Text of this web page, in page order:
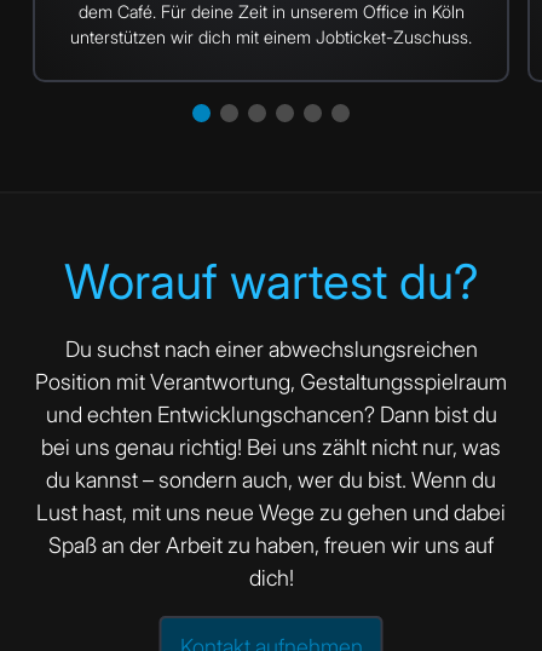
dem Café. Für deine Zeit in unserem Office in Köln
unterstützen wir dich mit einem Jobticket-Zuschuss.
Worauf wartest du?
Du suchst nach einer abwechslungsreichen
Position mit Verantwortung, Gestaltungsspielraum
und echten Entwicklungschancen? Dann bist du
bei uns genau richtig! Bei uns zählt nicht nur, was
du kannst – sondern auch, wer du bist. Wenn du
Lust hast, mit uns neue Wege zu gehen und dabei
Spaß an der Arbeit zu haben, freuen wir uns auf
dich!